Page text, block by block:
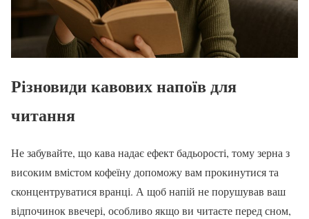
Різновиди кавових напоїв для
читання
Не забувайте, що кава надає ефект бадьорості, тому зерна з
високим вмістом кофеїну допоможу вам прокинутися та
сконцентруватися вранці. А щоб напій не порушував ваш
відпочинок ввечері, особливо якщо ви читаєте перед сном,